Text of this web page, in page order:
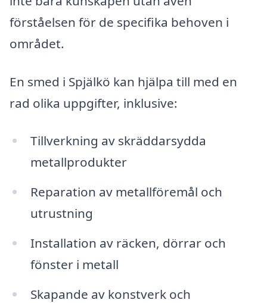
förståelsen för de specifika behoven i
området.
En smed i Spjälkö kan hjälpa till med en
rad olika uppgifter, inklusive:
Tillverkning av skräddarsydda
metallprodukter
Reparation av metallföremål och
utrustning
Installation av räcken, dörrar och
fönster i metall
Skapande av konstverk och